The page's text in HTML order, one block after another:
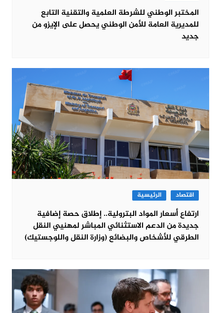
المختبر الوطني للشرطة العلمية والتقنية التابع
للمديرية العامة للأمن الوطني يحصل على الإيزو من
جديد
اقتصاد الرئيسية
ارتفاع أسعار المواد البترولية.. إطلاق حصة إضافية
جديدة من الدعم الاستثنائي المباشر لمهنيي النقل
الطرقي للأشخاص والبضائع (وزارة النقل واللوجستيك)